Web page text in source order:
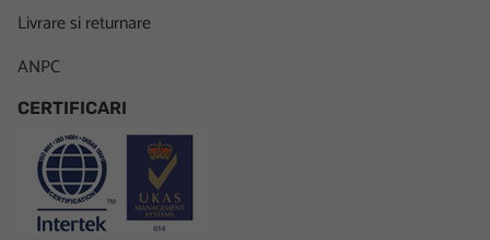
Livrare si returnare
ANPC
CERTIFICARI